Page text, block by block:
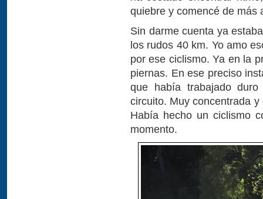
quiebre y comencé de más
Sin darme cuenta ya
los rudos 40 km. Yo amo
por ese ciclismo. Ya en la
piernas. En ese preciso
que había trabajado
circuito. Muy concentrada
Había hecho un ciclismo
momento.